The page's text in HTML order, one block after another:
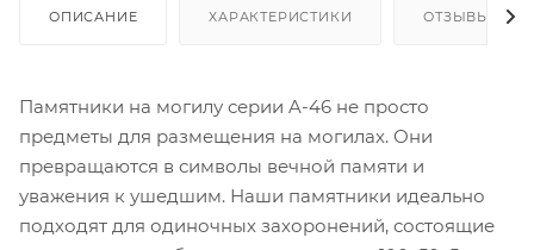
ОПИСАНИЕ ХАРАКТЕРИСТИКИ ОТЗЫВЫ
Памятники на могилу серии A-46 не просто
предметы для размещения на могилах. Они
превращаются в символы вечной памяти и
уважения к ушедшим. Наши памятники идеально
подходят для одиночных захоронений, состоящие